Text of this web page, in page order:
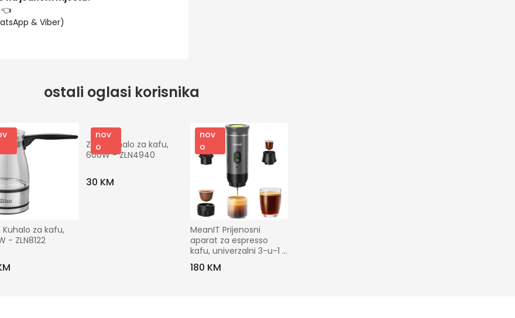
& Viber)
ostali oglasi korisnika
Kuhalo za kafu,
- ZLN8122
nov
o
Zilan Kuhalo za kafu,
600W - ZLN4940
30 KM
nov
o
MeanIT Prijenosni
aparat za espresso
kafu, univerzalni 3-u-1
- Z01 Pro
180 KM